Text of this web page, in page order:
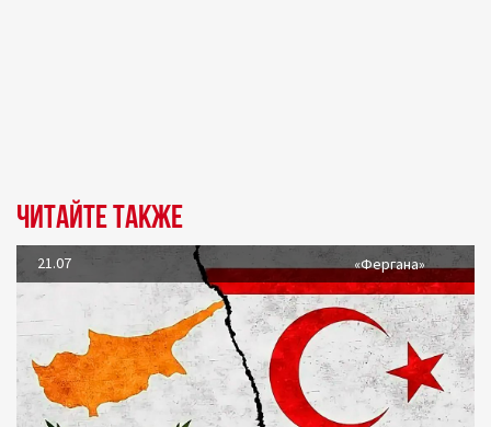
Читайте также
21.07 «Фергана»